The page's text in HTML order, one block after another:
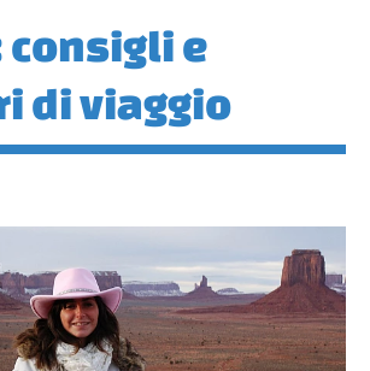
e
di viaggio